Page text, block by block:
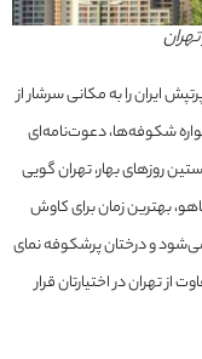
ایران را به مکانی سرشار از
شکوفه‌ها، دعوت‌نامه‌ای
روزهای بهار، تهران گویی
بهترین زمان برای کاوش
و درختان پرشکوفه نمای
از تهران در اختیارتان قرار